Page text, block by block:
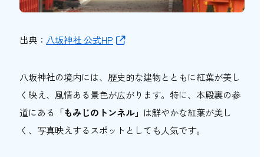
出典： 八坂神社 公式HP
八坂神社の境内には、歴史的な建物とともに紅葉が美し
く映え、風情ある景色が広がります。特に、本殿裏の参
道にある 「もみじのトンネル」 は鮮やかな紅葉が美し
く、写真映えするスポットとしても人気です。